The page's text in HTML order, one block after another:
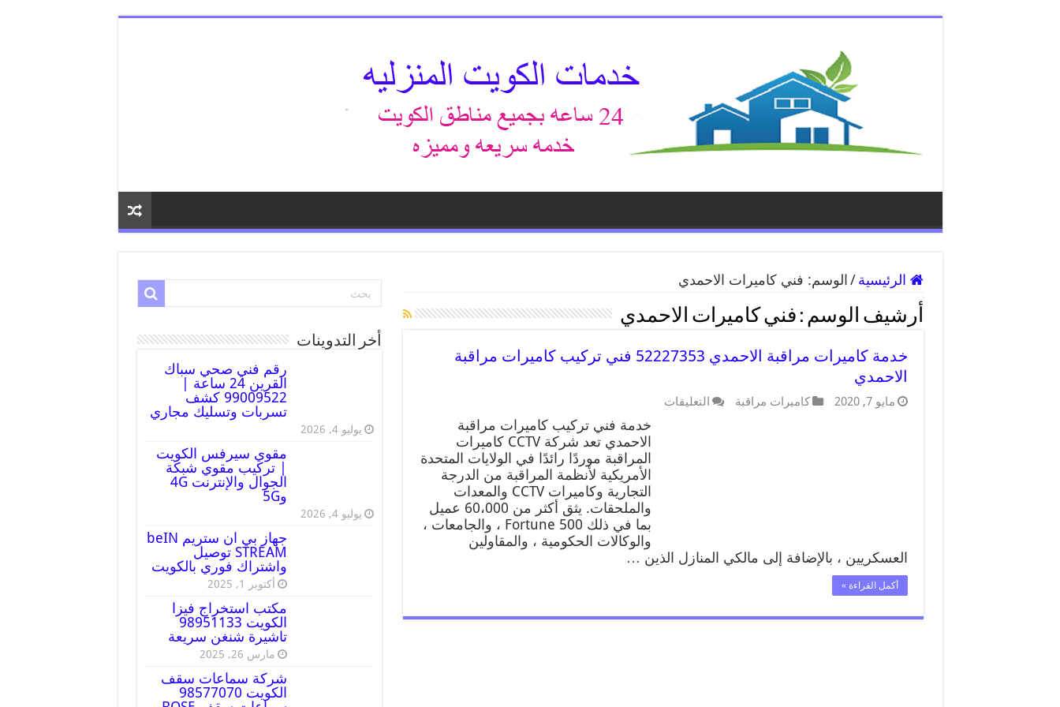
الرئيسية / الوسم: فني كاميرات الاحمدي
أرشيف الوسم : فني كاميرات الاحمدي
خدمة كاميرات مراقبة الاحمدي 52227353 فني تركيب كاميرات مراقبة
الاحمدي
مايو 7, 2020 كاميرات مراقبة التعليقات
خدمة فني تركيب كاميرات مراقبة
الاحمدي تعد شركة CCTV كاميرات
المراقبة موردًا رائدًا في الولايات المتحدة
الأمريكية لأنظمة المراقبة من الدرجة
التجارية وكاميرات CCTV والمعدات
والملحقات. يثق أكثر من 60،000 عميل
بما في ذلك Fortune 500 ، والجامعات ،
والوكالات الحكومية ، والمقاولين
العسكريين ، بالإضافة إلى مالكي المنازل الذين …
أكمل القراءة »
أخر التدوينات
رقم فني صحي سباك
القرين 24 ساعة |
99009522 كشف
تسربات وتسليك مجاري
يوليو 4, 2026
مقوي سيرفس الكويت
| تركيب مقوي شبكة
الجوال والإنترنت 4G
و5G
يوليو 4, 2026
جهاز بي ان ستريم beIN
STREAM توصيل
واشتراك فوري بالكويت
أكتوبر 1, 2025
مكتب استخراج فيزا
الكويت 98951133
تاشيرة شنغن سريعة
مارس 26, 2025
شركة سماعات سقف
الكويت 98577070